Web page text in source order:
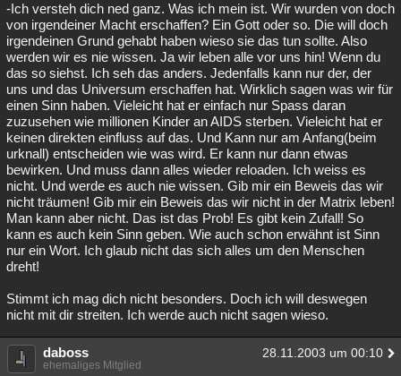
-Ich versteh dich ned ganz. Was ich mein ist. Wir wurden von doch
von irgendeiner Macht erschaffen? Ein Gott oder so. Die will doch
irgendeinen Grund gehabt haben wieso sie das tun sollte. Also
werden wir es nie wissen. Ja wir leben alle vor uns hin! Wenn du
das so siehst. Ich seh das anders. Jedenfalls kann nur der, der
uns und das Universum erschaffen hat. Wirklich sagen was wir für
einen Sinn haben. Vieleicht hat er einfach nur Spass daran
zuzusehen wie millionen Kinder an AIDS sterben. Vieleicht hat er
keinen direkten einfluss auf das. Und Kann nur am Anfang(beim
urknall) entscheiden wie was wird. Er kann nur dann etwas
bewirken. Und muss dann alles wieder reloaden. Ich weiss es
nicht. Und werde es auch nie wissen. Gib mir ein Beweis das wir
nicht träumen! Gib mir ein Beweis das wir nicht in der Matrix leben!
Man kann aber nicht. Das ist das Prob! Es gibt kein Zufall! So
kann es auch kein Sinn geben. Wie auch schon erwähnt ist Sinn
nur ein Wort. Ich glaub nicht das sich alles um den Menschen
dreht!
Stimmt ich mag dich nicht besonders. Doch ich will deswegen
nicht mit dir streiten. Ich werde auch nicht sagen wieso.
daboss 28.11.2003 um 00:10
ehemaliges Mitglied